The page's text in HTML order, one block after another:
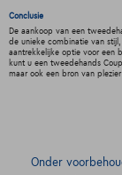
Conclusie
De aankoop van een
de unieke combinatie van
aantrekkelijke optie voor een
kunt u een tweedehands
maar ook een bron van
Onder